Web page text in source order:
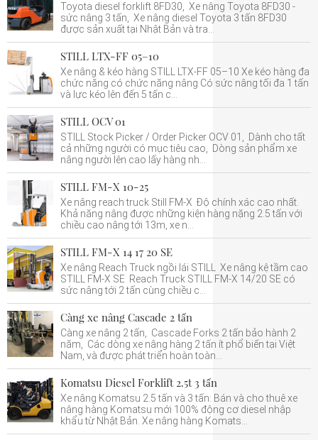
Toyota diesel forklift 8FD30, Xe nâng Toyota 8FD30 -
sức nâng 3 tấn, Xe nâng diesel Toyota 3 tấn 8FD30
được sản xuất tại Nhật Bản và tra...
STILL LTX-FF 05–10
Xe nâng & kéo hàng STILL LTX-FF 05–10 Xe kéo hàng đa
chức năng có chức năng nâng Có sức nâng tối đa 1 tấn
và lực kéo lên đến 5 tấn c...
STILL OCV 01
STILL Stock Picker / Order Picker OCV 01, Dành cho tất
cả những người có mục tiêu cao, Dòng sản phẩm xe
nâng người lên cao lấy hàng nh...
STILL FM-X 10-25
Xe nâng reach truck Still FM-X Độ chính xác cao nhất.
Khả năng nâng được những kiện hàng nặng 2.5 tấn với
chiều cao nâng tới 13m, xe n...
STILL FM-X 14 17 20 SE
Xe nâng Reach Truck ngồi lái STILL Xe nâng kệ tầm cao
STILL FM-X SE Reach Truck STILL FM-X 14/20 SE có
sức nâng tới 2 tấn cùng chiều c...
Càng xe nâng Cascade 2 tấn
Càng xe nâng 2 tấn, Cascade Forks 2 tấn bảo hành 2
năm, Các dòng xe nâng hàng 2 tấn ít phổ biến tại Việt
Nam, và được phát triển hoàn toàn...
Komatsu Diesel Forklift 2.5t 3 tấn
Xe nâng Komatsu 2.5 tấn và 3 tấn: Bán và cho thuê xe
nâng hàng Komatsu mới 100% động cơ diesel nhập
khẩu từ Nhật Bản. Xe nâng hàng Komats...